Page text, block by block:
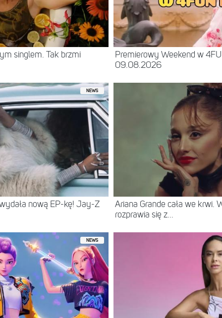
singlem. Tak brzmi
Premierowy Weekend w
09.08.2026
NEWS
nową EP-kę! Jay-Z
Ariana Grande cała we krwi.
rozprawia się z...
NEWS